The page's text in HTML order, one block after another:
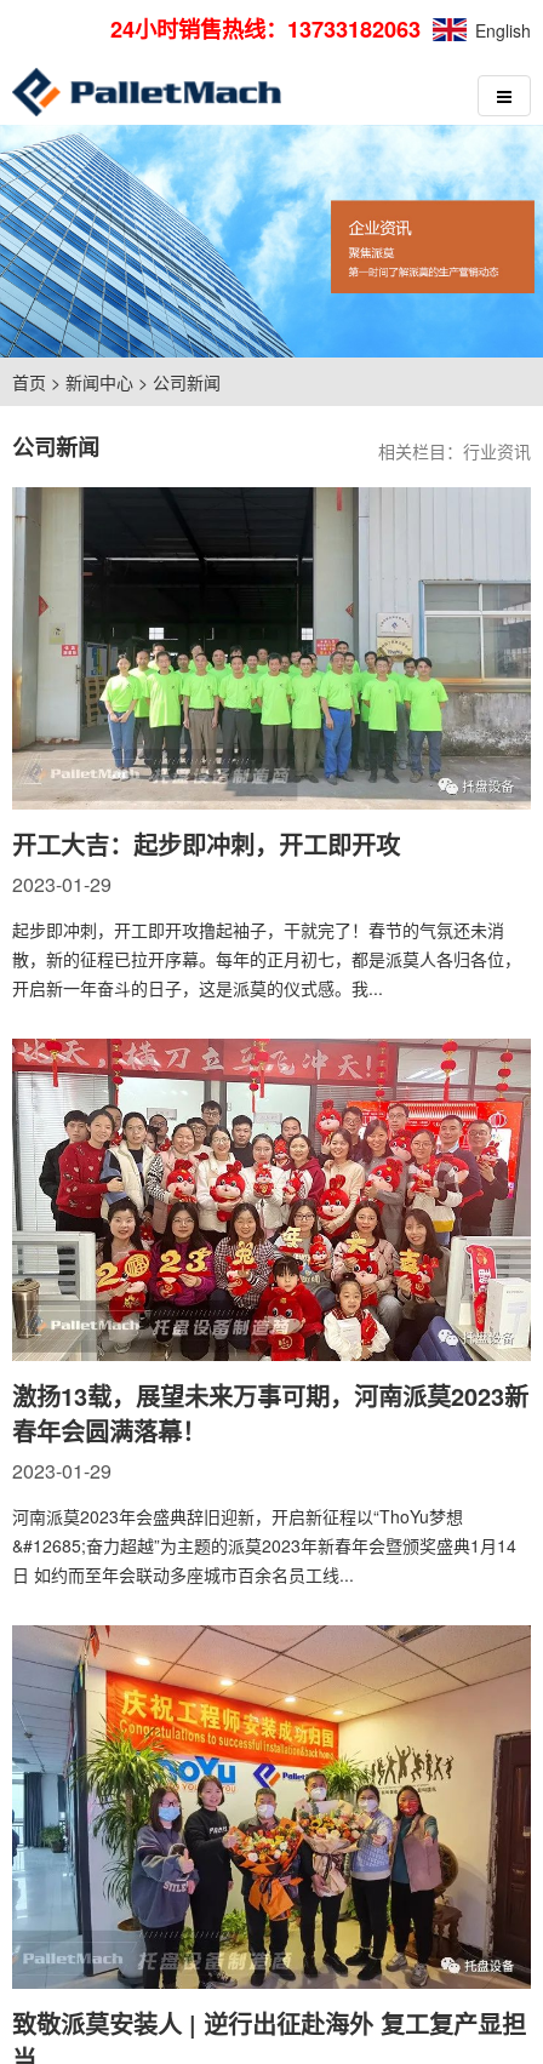
24小时销售热线：13733182063 English
首页 > 新闻中心 > 公司新闻
公司新闻 相关栏目： 行业资讯
开工大吉：起步即冲刺，开工即开攻
2023-01-29
起步即冲刺，开工即开攻撸起袖子，干就完了！春节的气氛还未消
散，新的征程已拉开序幕。每年的正月初七，都是派莫人各归各位，
开启新一年奋斗的日子，这是派莫的仪式感。我...
激扬13载，展望未来万事可期，河南派莫2023新
春年会圆满落幕！
2023-01-29
河南派莫2023年会盛典辞旧迎新，开启新征程以“ThoYu梦想
&#12685;奋力超越”为主题的派莫2023年新春年会暨颁奖盛典1月14
日 如约而至年会联动多座城市百余名员工线...
致敬派莫安装人 | 逆行出征赴海外 复工复产显担